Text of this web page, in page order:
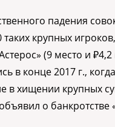
падения
крупных
(9 место и
в конце 2017 г.,
в хищении крупных
о банкротстве